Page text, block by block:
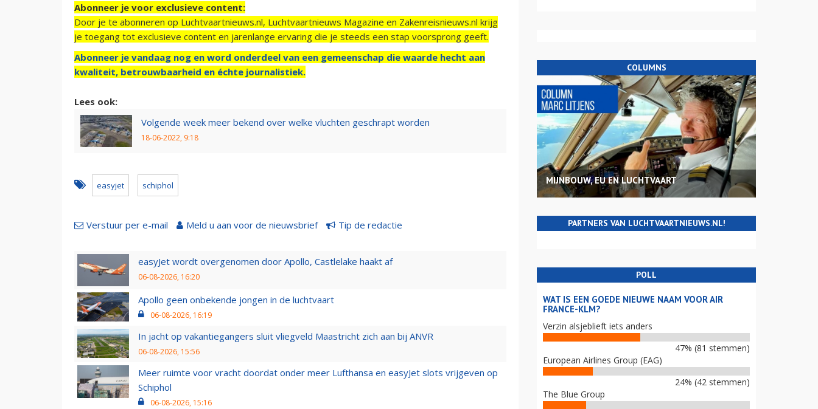
Abonneer je voor exclusieve content:
Door je te abonneren op Luchtvaartnieuws.nl, Luchtvaartnieuws Magazine en Zakenreisnieuws.nl krijg
je toegang tot exclusieve content en jarenlange ervaring die je steeds een stap voorsprong geeft.
Abonneer je vandaag nog en word onderdeel van een gemeenschap die waarde hecht aan
kwaliteit, betrouwbaarheid en échte journalistiek.
Lees ook:
Volgende week meer bekend over welke vluchten geschrapt worden
18-06-2022, 9:18
easyjet schiphol
Verstuur per e-mail Meld u aan voor de nieuwsbrief Tip de redactie
easyJet wordt overgenomen door Apollo, Castlelake haakt af
06-08-2026, 16:20
Apollo geen onbekende jongen in de luchtvaart
06-08-2026, 16:19
In jacht op vakantiegangers sluit vliegveld Maastricht zich aan bij ANVR
06-08-2026, 15:56
Meer ruimte voor vracht doordat onder meer Lufthansa en easyJet slots vrijgeven op
Schiphol
06-08-2026, 15:16
COLUMNS
MIJNBOUW, EU EN LUCHTVAART
PARTNERS VAN LUCHTVAARTNIEUWS.NL!
POLL
WAT IS EEN GOEDE NIEUWE NAAM VOOR AIR
FRANCE-KLM?
Verzin alsjeblieft iets anders
47% (81 stemmen)
European Airlines Group (EAG)
24% (42 stemmen)
The Blue Group